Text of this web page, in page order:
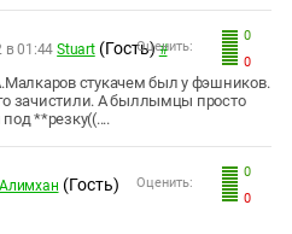
0
0
Оценить:
в 01:44 Stuart (Гость) #
стукачем был у фэшников.
зачистили. А быллымцы просто
**резку((....
0
0
Оценить:
Алимхан (Гость)